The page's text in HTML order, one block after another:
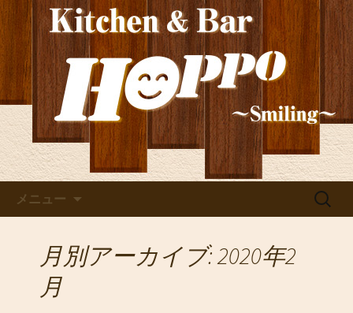
玉造の洋食居酒屋
「HOPPO（ホッポ）」の最新
情報
新しいワインの情報を発信！ご宴会や
貸切にもぴったり。深夜2時まで営業し
ているので、2軒目利用としても。
メニュー
検
月別アーカイブ: 2020年2
月